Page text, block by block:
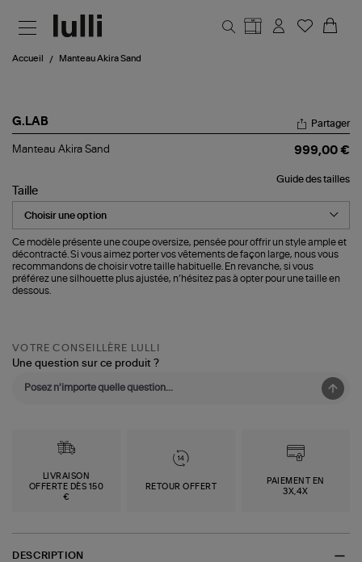
Accueil Manteau Akira Sand
G.LAB
Manteau
Partager
Manteau Akira Sand 999,00 €
Guide des tailles
Taille
Ce modèle présente une coupe oversize, pensée pour offrir un style ample et
décontracté. Si vous aimez porter vos vêtements de façon large, nous vous
recommandons de choisir votre taille habituelle. En revanche, si vous
préférez une silhouette plus ajustée, n’hésitez pas à opter pour une taille en
dessous.
VOTRE CONSEILLÈRE LULLI
Une question sur ce produit ?
LIVRAISON
OFFERTE DÈS 150
€
RETOUR OFFERT
PAIEMENT EN
3X,4X
DESCRIPTION